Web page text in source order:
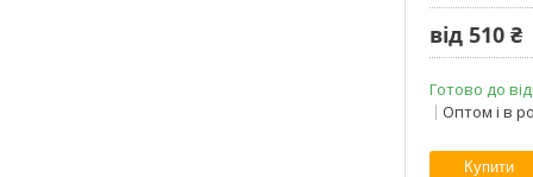
від 510 ₴
Готово до
Оптом і в
Купити